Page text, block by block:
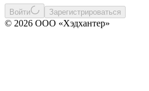
Войти Зарегистрироваться
© 2026 ООО «Хэдхантер»